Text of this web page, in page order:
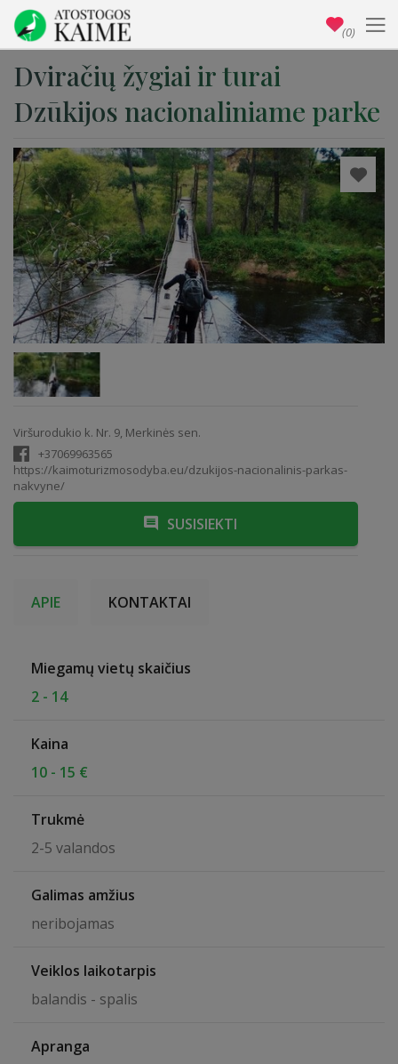
Dviračių žygiai ir turai
Dzūkijos nacionaliniame parke
Viršurodukio k. Nr. 9, Merkinės sen.
+37069963565
https://kaimoturizmosodyba.eu/dzukijos-nacionalinis-parkas-
nakvyne/
SUSISIEKTI
APIE KONTAKTAI
Miegamų vietų skaičius
2 - 14
Kaina
10 - 15 €
Trukmė
2-5 valandos
Galimas amžius
neribojamas
Veiklos laikotarpis
balandis - spalis
Apranga
(0)